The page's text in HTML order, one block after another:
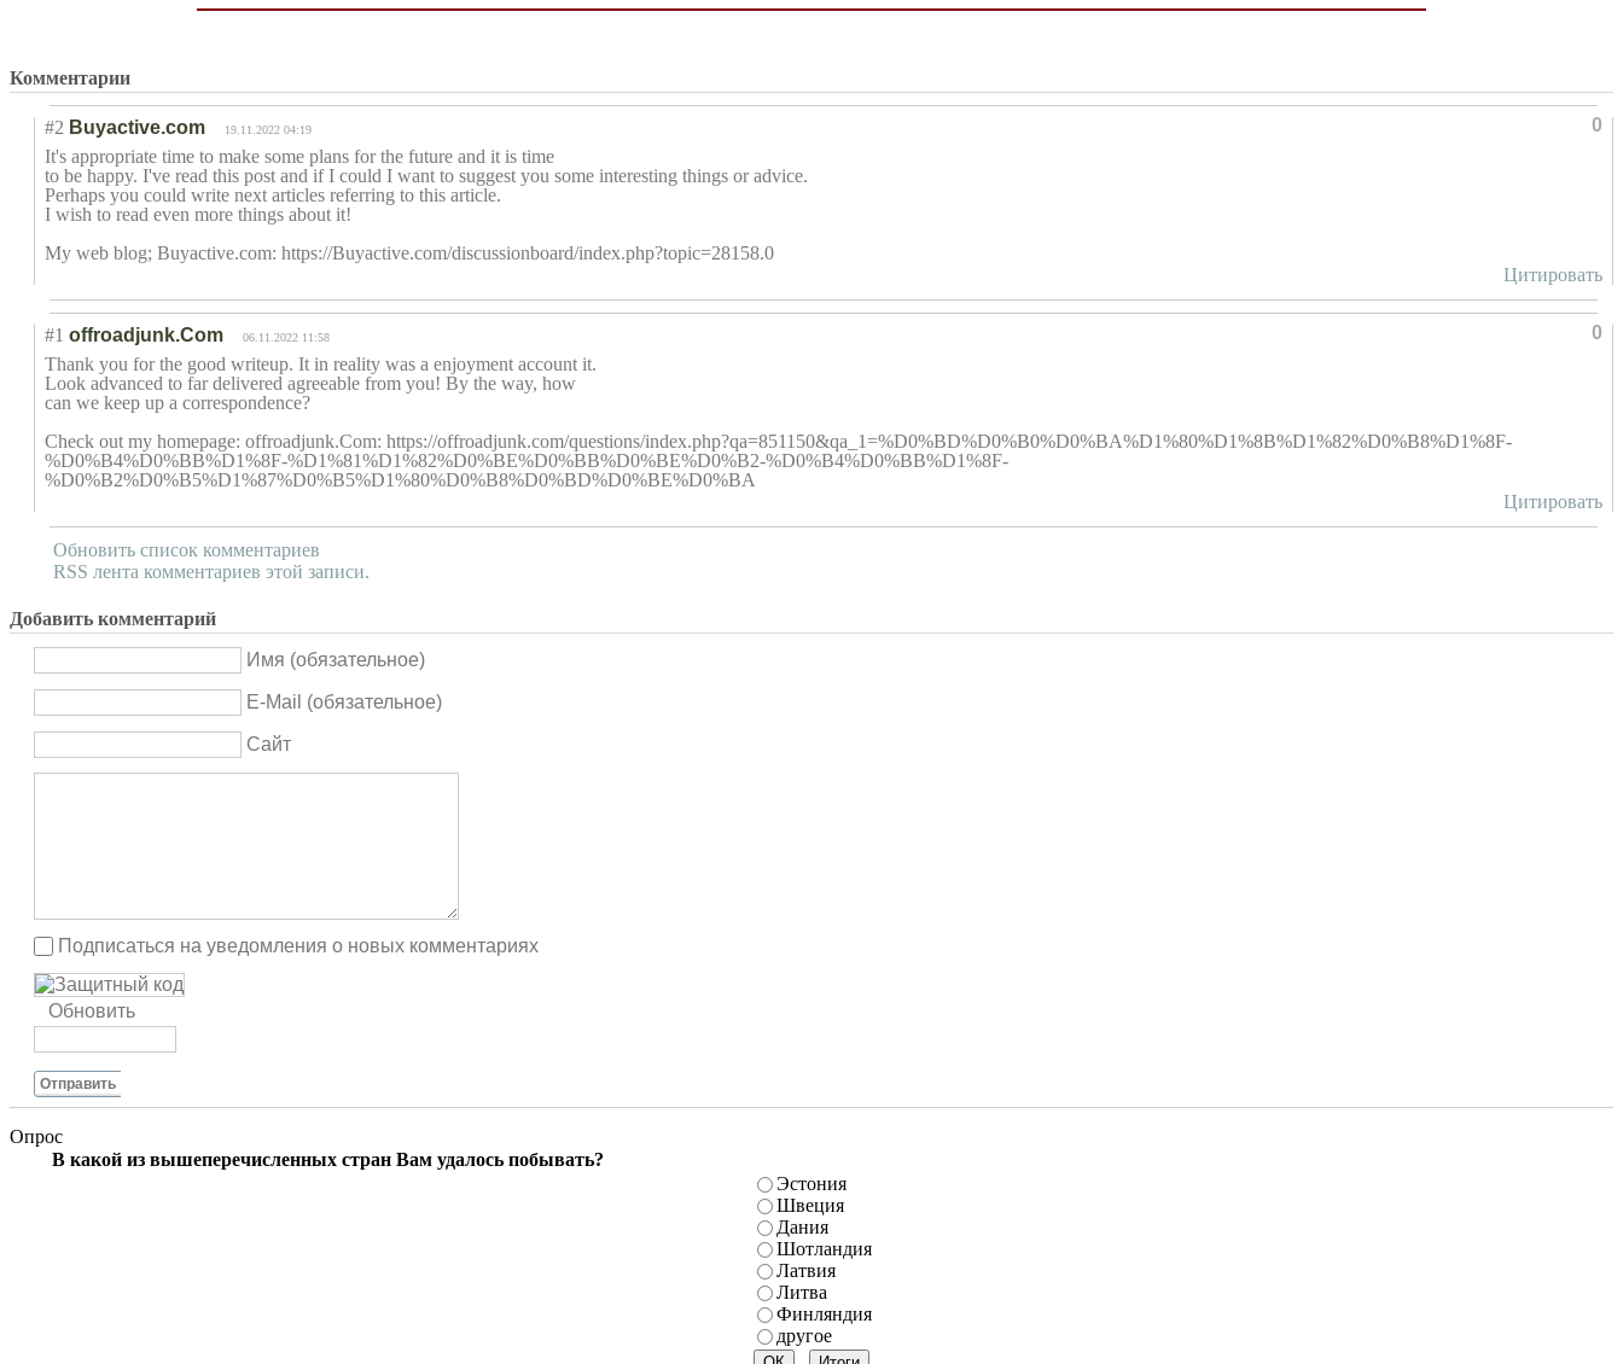
Комментарии
0
#2 Buyactive.com 19.11.2022 04:19
It's appropriate time to make some plans for the future and it is time
to be happy. I've read this post and if I could I want to suggest you some interesting things or advice.
Perhaps you could write next articles referring to this article.
I wish to read even more things about it!
My web blog; Buyactive.com: https://Buyactive.com/discussionboard/index.php?topic=28158.0
Цитировать
0
#1 offroadjunk.Com 06.11.2022 11:58
Thank you for the good writeup. It in reality was a enjoyment account it.
Look advanced to far delivered agreeable from you! By the way, how
can we keep up a correspondence?
Check out my homepage: offroadjunk.Com: https://offroadjunk.com/questions/index.php?qa=851150&qa_1=%D0%BD%D0%B0%D0%BA%D1%80%D1%8B%D1%82%D0%B8%D1%8F-
%D0%B4%D0%BB%D1%8F-%D1%81%D1%82%D0%BE%D0%BB%D0%BE%D0%B2-%D0%B4%D0%BB%D1%8F-
%D0%B2%D0%B5%D1%87%D0%B5%D1%80%D0%B8%D0%BD%D0%BE%D0%BA
Цитировать
Обновить список комментариев
RSS лента комментариев этой записи.
Добавить комментарий
Имя (обязательное)
E-Mail (обязательное)
Сайт
Подписаться на уведомления о новых комментариях
Обновить
Отправить
Опрос
В какой из вышеперечисленных стран Вам удалось побывать?
Эстония
Швеция
Дания
Шотландия
Латвия
Литва
Финляндия
другое